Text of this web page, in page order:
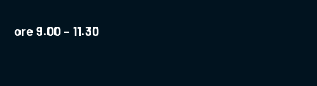
ore 9.00 – 11.30